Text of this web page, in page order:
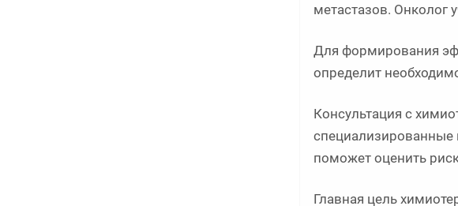
метастазов. Онколог
Для формирования
определит
Консультация с
специализированные
поможет оценить
Главная цель